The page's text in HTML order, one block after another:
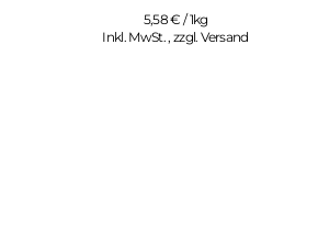
5,58 € / 1kg
Inkl. MwSt. ,zzgl.Versand